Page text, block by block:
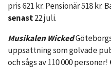
pris 621 kr. Pensionär 518 kr.
senast22 juli.
Musikalen Wicked
uppsättning som golvade
och sågs av 110 000 personer!